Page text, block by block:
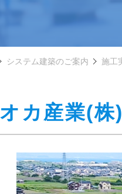
システム建築のご案内 施工
カ産業(